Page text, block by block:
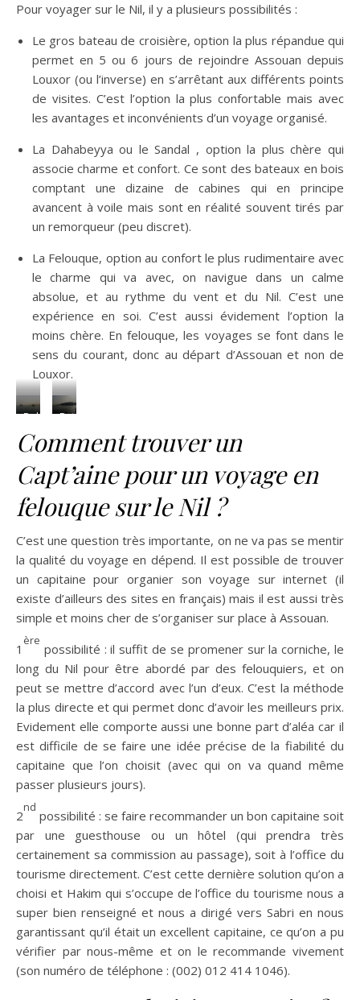
Pour voyager sur le Nil, il y a plusieurs possibilités :
Le gros bateau de croisière, option la plus répandue qui
permet en 5 ou 6 jours de rejoindre Assouan depuis
Louxor (ou l’inverse) en s’arrêtant aux différents points
de visites. C’est l’option la plus confortable mais avec
les avantages et inconvénients d’un voyage organisé.
La Dahabeyya ou le Sandal , option la plus chère qui
associe charme et confort. Ce sont des bateaux en bois
comptant une dizaine de cabines qui en principe
avancent à voile mais sont en réalité souvent tirés par
un remorqueur (peu discret).
La Felouque, option au confort le plus rudimentaire avec
le charme qui va avec, on navigue dans un calme
absolue, et au rythme du vent et du Nil. C’est une
expérience en soi. C’est aussi évidement l’option la
moins chère. En felouque, les voyages se font dans le
sens du courant, donc au départ d’Assouan et non de
Louxor.
Dahabeyya…
Et
son
remorqueur
Bateau
de
croisière
Comment trouver un
Capt’aine pour un voyage en
felouque sur le Nil ?
C’est une question très importante, on ne va pas se mentir
la qualité du voyage en dépend. Il est possible de trouver
un capitaine pour organier son voyage sur internet (il
existe d’ailleurs des sites en français) mais il est aussi très
simple et moins cher de s’organiser sur place à Assouan.
1
ère
possibilité : il suffit de se promener sur la corniche, le
long du Nil pour être abordé par des felouquiers, et on
peut se mettre d’accord avec l’un d’eux. C’est la méthode
la plus directe et qui permet donc d’avoir les meilleurs prix.
Evidement elle comporte aussi une bonne part d’aléa car il
est difficile de se faire une idée précise de la fiabilité du
capitaine que l’on choisit (avec qui on va quand même
passer plusieurs jours).
2
nd
possibilité : se faire recommander un bon capitaine soit
par une guesthouse ou un hôtel (qui prendra très
certainement sa commission au passage), soit à l’office du
tourisme directement. C’est cette dernière solution qu’on a
choisi et Hakim qui s’occupe de l’office du tourisme nous a
super bien renseigné et nous a dirigé vers Sabri en nous
garantissant qu’il était un excellent capitaine, ce qu’on a pu
vérifier par nous-même et on le recommande vivement
(son numéro de téléphone : (002) 012 414 1046).